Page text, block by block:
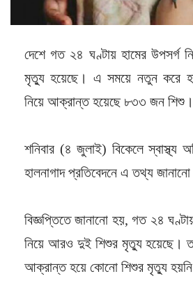
দেশে গত ২৪ ঘণ্টায় হামের উপসর্গ
মৃত্যু হয়েছে। এ সময়ে নতুন করে
নিয়ে আক্রান্ত হয়েছে ৮৩৩ জন শিশু।
শনিবার (৪ জুলাই) বিকেলে স্বাস্থ্য
হালনাগাদ প্রতিবেদনে এ তথ্য
বিজ্ঞপ্তিতে জানানো হয়, গত ২৪
নিয়ে আরও দুই শিশুর মৃত্যু হয়েছে।
আক্রান্ত হয়ে কোনো শিশুর মৃত্যু